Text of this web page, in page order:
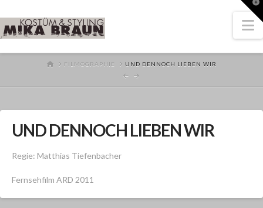
HOMEFILMOGRAPHIE UND DENNOCH LIEBEN WIR
UND DENNOCH LIEBEN WIR
Regie: Matthias Tiefenbacher
Fernsehfilm ARD 2011